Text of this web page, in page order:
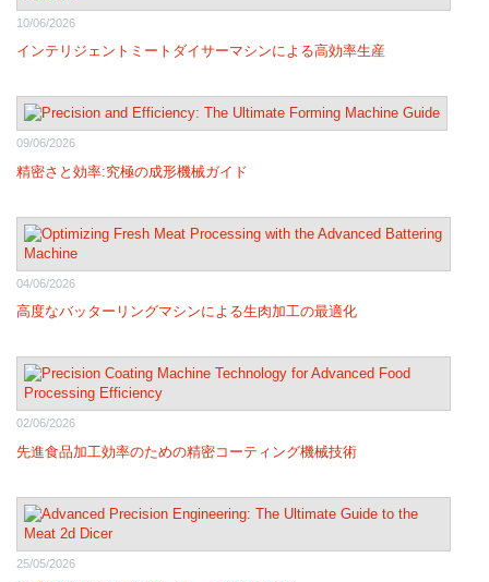
10/06/2026
インテリジェントミートダイサーマシンによる高効率生産
09/06/2026
精密さと効率:究極の成形機械ガイド
04/06/2026
高度なバッターリングマシンによる生肉加工の最適化
02/06/2026
先進食品加工効率のための精密コーティング機械技術
25/05/2026